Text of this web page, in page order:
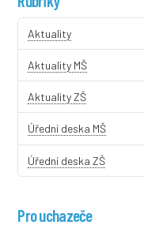
Aktuality
Aktuality MŠ
Aktuality ZŠ
Úřední deska MŠ
Úřední deska ZŠ
Pro uchazeče